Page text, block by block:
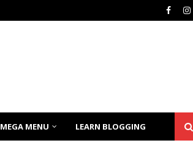
MEGA MENU LEARN BLOGGING